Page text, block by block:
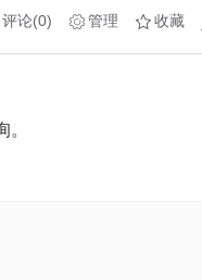
评论(0) 管理 收藏